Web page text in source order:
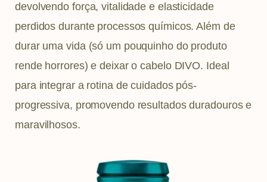
devolvendo força, vitalidade e elasticidade
perdidos durante processos químicos. Além de
durar uma vida (só um pouquinho do produto
rende horrores) e deixar o cabelo DIVO. Ideal
para integrar a rotina de cuidados pós-
progressiva, promovendo resultados duradouros e
maravilhosos.